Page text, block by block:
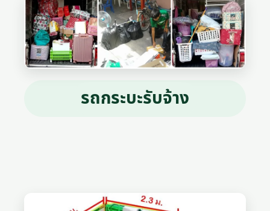
รถกระบะรับจ้าง